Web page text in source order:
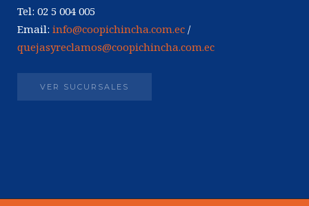
Tel: 02 5 004 005
Email: info@coopichincha.com.ec /
quejasyreclamos@coopichincha.com.ec
VER SUCURSALES